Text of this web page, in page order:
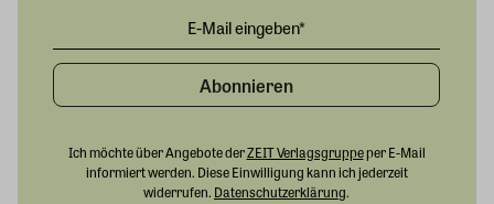
Abonnieren
Ich möchte über Angebote derZEIT Verlagsgruppeper E-Mail
informiert werden. Diese Einwilligung kann ich jederzeit
widerrufen. Datenschutzerklärung.